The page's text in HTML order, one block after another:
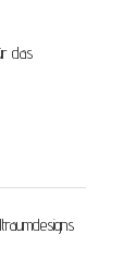
das